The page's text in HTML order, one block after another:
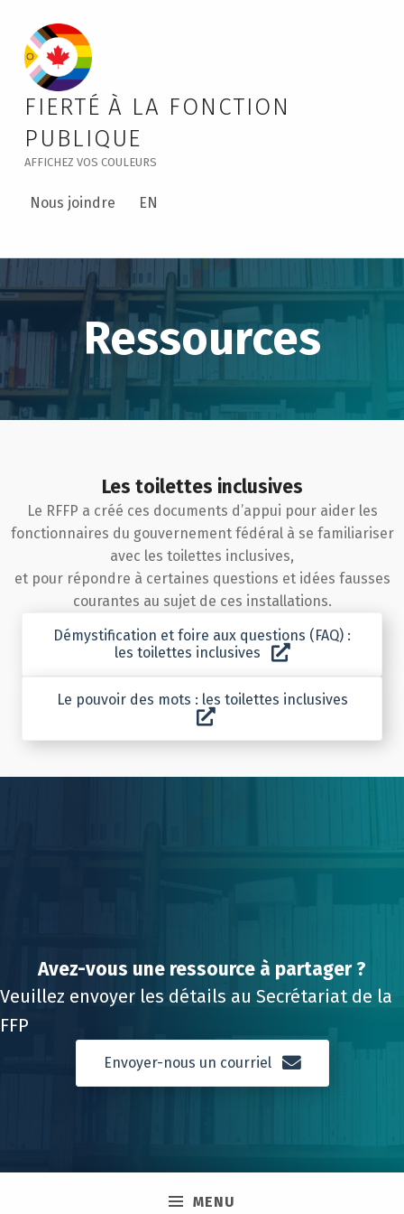
Inclusive Washrooms – Public Service Pride
FIERTÉ À LA FONCTION
PUBLIQUE
AFFICHEZ VOS COULEURS
MENU
Nous joindre EN
Ressources
Les toilettes inclusives
Le RFFP a créé ces documents d’appui pour aider les
fonctionnaires du gouvernement fédéral à se familiariser
avec les toilettes inclusives,
et pour répondre à certaines questions et idées fausses
courantes au sujet de ces installations.
Démystification et foire aux questions (FAQ) :
les toilettes inclusives
Le pouvoir des mots : les toilettes inclusives
Avez-vous une ressource à partager ?
Veuillez envoyer les détails au Secrétariat de la
FFP
Envoyer-nous un courriel